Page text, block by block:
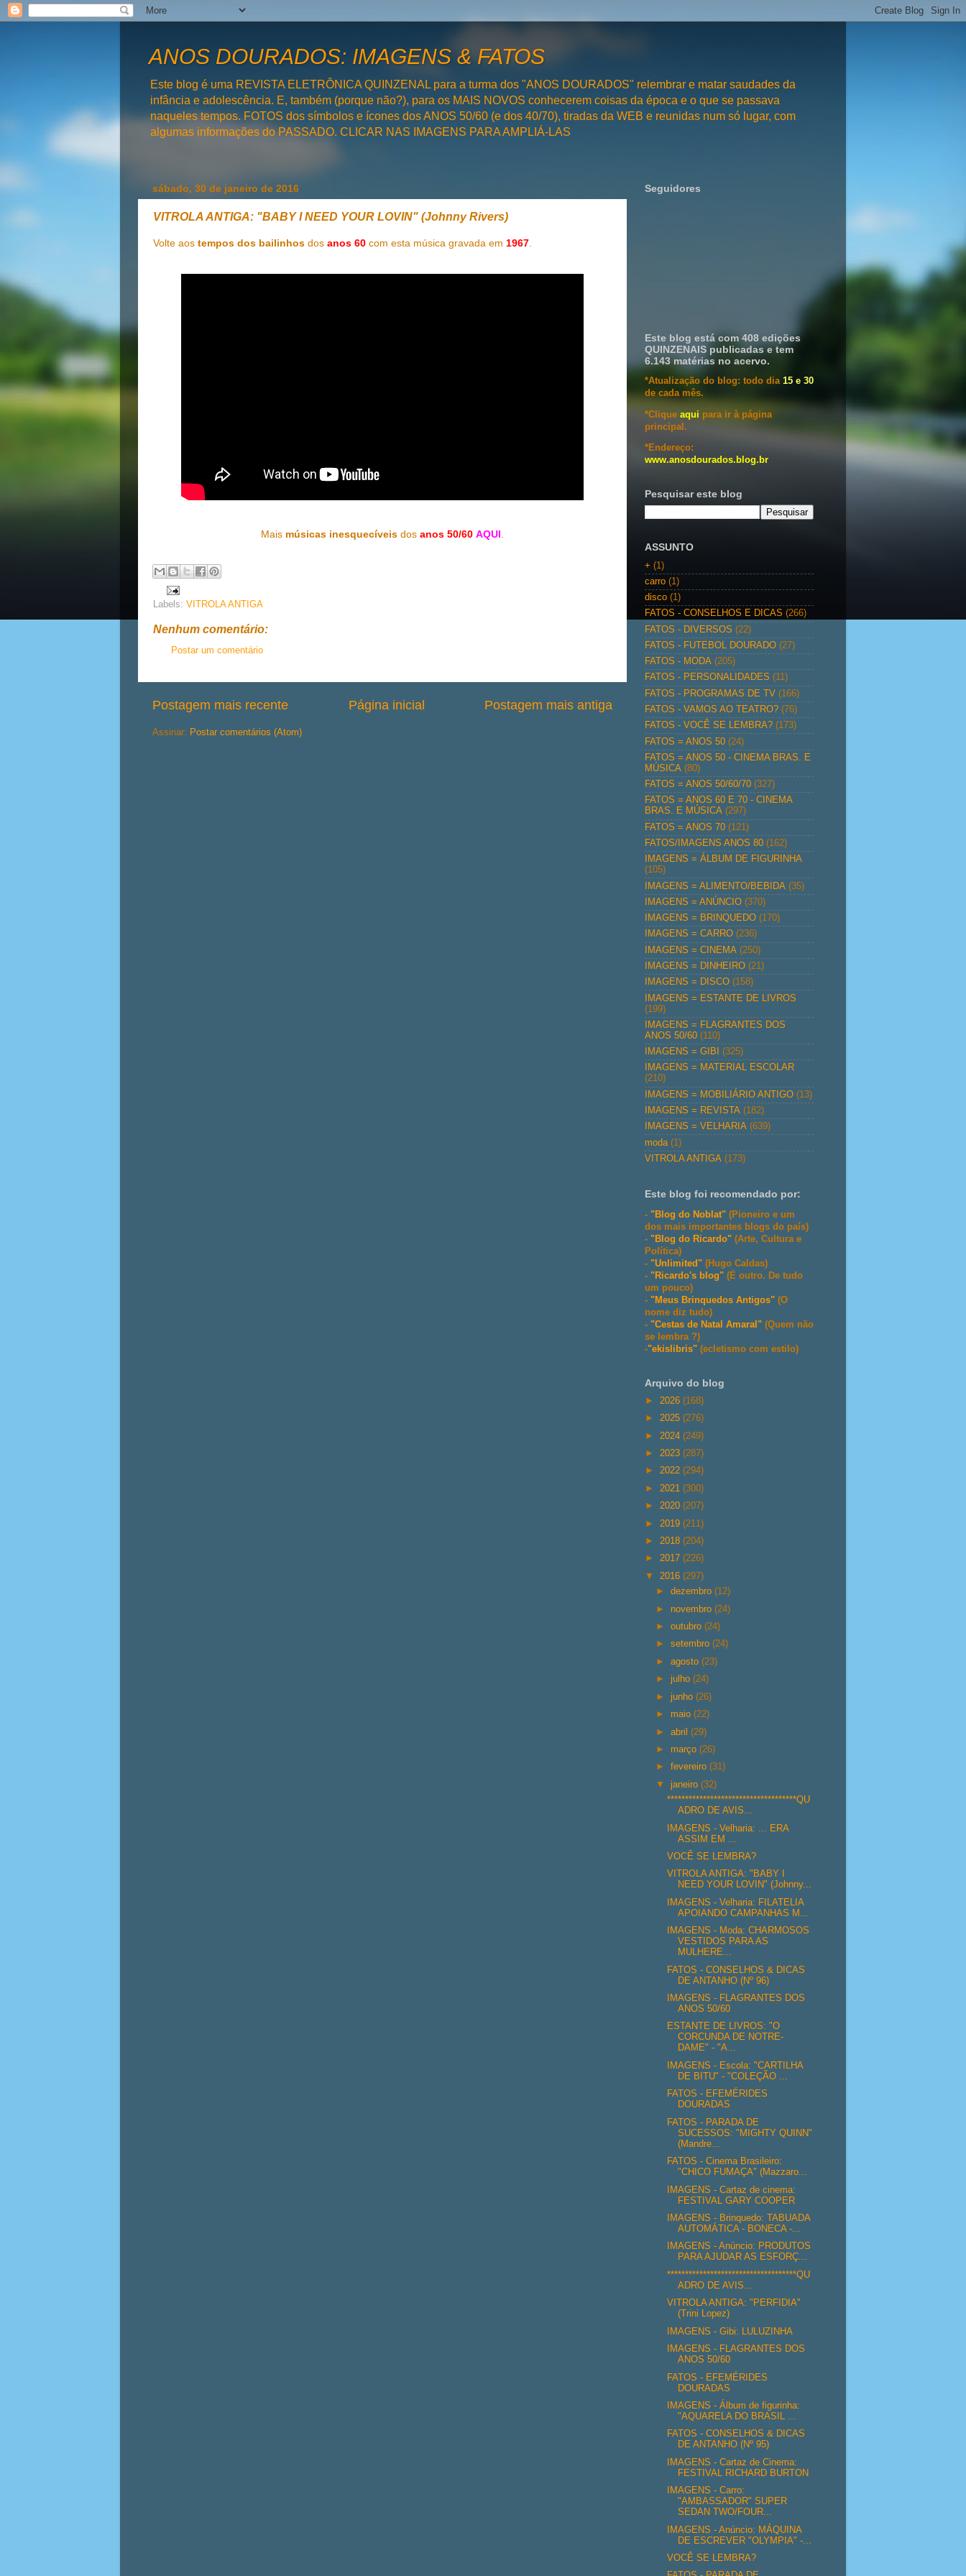
ANOS DOURADOS: IMAGENS & FATOS
Este blog é uma REVISTA ELETRÔNICA QUINZENAL para a turma dos "ANOS DOURADOS" relembrar e matar saudades da
infância e adolescência. E, também (porque não?), para os MAIS NOVOS conhecerem coisas da época e o que se passava
naqueles tempos. FOTOS dos símbolos e ícones dos ANOS 50/60 (e dos 40/70), tiradas da WEB e reunidas num só lugar, com
algumas informações do PASSADO. CLICAR NAS IMAGENS PARA AMPLIÁ-LAS
sábado, 30 de janeiro de 2016
VITROLA ANTIGA: "BABY I NEED YOUR LOVIN" (Johnny Rivers)
Volte aos tempos dos bailinhos dos anos 60 com esta música gravada em 1967.
Mais músicas inesquecíveis dos anos 50/60 AQUI.
Labels: VITROLA ANTIGA
Nenhum comentário:
Postar um comentário
Postagem mais recente Postagem mais antiga
Página inicial
Assinar: Postar comentários (Atom)
Seguidores
Este blog está com 408 edições
QUINZENAIS publicadas e tem
6.143 matérias no acervo.
*Atualização do blog: todo dia 15 e 30
de cada mês.
*Clique aqui para ir à página
principal.
*Endereço:
www.anosdourados.blog.br
Pesquisar este blog
ASSUNTO
+ (1)
carro (1)
disco (1)
FATOS - CONSELHOS E DICAS (266)
FATOS - DIVERSOS (22)
FATOS - FUTEBOL DOURADO (27)
FATOS - MODA (205)
FATOS - PERSONALIDADES (11)
FATOS - PROGRAMAS DE TV (166)
FATOS - VAMOS AO TEATRO? (76)
FATOS - VOCÊ SE LEMBRA? (173)
FATOS = ANOS 50 (24)
FATOS = ANOS 50 - CINEMA BRAS. E
MÚSICA (80)
FATOS = ANOS 50/60/70 (327)
FATOS = ANOS 60 E 70 - CINEMA
BRAS. E MÚSICA (297)
FATOS = ANOS 70 (121)
FATOS/IMAGENS ANOS 80 (162)
IMAGENS = ÁLBUM DE FIGURINHA
(105)
IMAGENS = ALIMENTO/BEBIDA (35)
IMAGENS = ANÚNCIO (370)
IMAGENS = BRINQUEDO (170)
IMAGENS = CARRO (236)
IMAGENS = CINEMA (250)
IMAGENS = DINHEIRO (21)
IMAGENS = DISCO (158)
IMAGENS = ESTANTE DE LIVROS
(199)
IMAGENS = FLAGRANTES DOS
ANOS 50/60 (110)
IMAGENS = GIBI
(325)
IMAGENS = MATERIAL ESCOLAR
(210)
IMAGENS = MOBILIÁRIO ANTIGO (13)
IMAGENS = REVISTA (182)
IMAGENS = VELHARIA (639)
moda (1)
VITROLA ANTIGA (173)
Este blog foi recomendado por:
- "Blog do Noblat" (Pioneiro e um
dos mais importantes blogs do país)
- "Blog do Ricardo" (Arte, Cultura e
Política)
- "Unlimited" (Hugo Caldas)
- "Ricardo's blog" (É outro. De tudo
um pouco)
- "Meus Brinquedos Antigos" (O
nome diz tudo)
- "Cestas de Natal Amaral" (Quem não
se lembra ?)
-"ekislibris" (ecletismo com estilo)
Arquivo do blog
► 2026 (168)
► 2025 (276)
► 2024 (249)
► 2023 (287)
► 2022 (294)
► 2021 (300)
► 2020 (207)
► 2019 (211)
► 2018 (204)
► 2017 (226)
▼ 2016 (297)
►dezembro(12)
► novembro(24)
►outubro(24)
►setembro(24)
►agosto(23)
►julho(24)
►junho(26)
► maio(22)
►abril(29)
► março(26)
►fevereiro(31)
▼janeiro(32)
************************************QU
ADRO DE AVIS...
IMAGENS - Velharia: ... ERA
ASSIM EM ...
VOCÊ SE LEMBRA?
VITROLA ANTIGA: "BABY I
NEED YOUR LOVIN" (Johnny...
IMAGENS - Velharia: FILATELIA
APOIANDO CAMPANHAS M...
IMAGENS - Moda: CHARMOSOS
VESTIDOS PARA AS
MULHERE...
FATOS - CONSELHOS & DICAS
DE ANTANHO (Nº 96)
IMAGENS - FLAGRANTES DOS
ANOS 50/60
ESTANTE DE LIVROS: "O
CORCUNDA DE NOTRE-
DAME" - "A...
IMAGENS - Escola: "CARTILHA
DE BITU" - "COLEÇÃO ...
FATOS - EFEMÉRIDES
DOURADAS
FATOS - PARADA DE
SUCESSOS: "MIGHTY QUINN"
(Mandre...
FATOS - Cinema Brasileiro:
"CHICO FUMAÇA" (Mazzaro...
IMAGENS - Cartaz de cinema:
FESTIVAL GARY COOPER
IMAGENS - Brinquedo: TABUADA
AUTOMÁTICA - BONECA -...
IMAGENS - Anúncio: PRODUTOS
PARA AJUDAR AS ESFORÇ...
************************************QU
ADRO DE AVIS...
VITROLA ANTIGA: "PERFIDIA"
(Trini Lopez)
IMAGENS - Gibi: LULUZINHA
IMAGENS - FLAGRANTES DOS
ANOS 50/60
FATOS - EFEMÉRIDES
DOURADAS
IMAGENS - Álbum de figurinha:
"AQUARELA DO BRASIL ...
FATOS - CONSELHOS & DICAS
DE ANTANHO (Nº 95)
IMAGENS - Cartaz de Cinema:
FESTIVAL RICHARD BURTON
IMAGENS - Carro:
"AMBASSADOR" SUPER
SEDAN TWO/FOUR...
IMAGENS - Anúncio: MÁQUINA
DE ESCREVER "OLYMPIA" -...
VOCÊ SE LEMBRA?